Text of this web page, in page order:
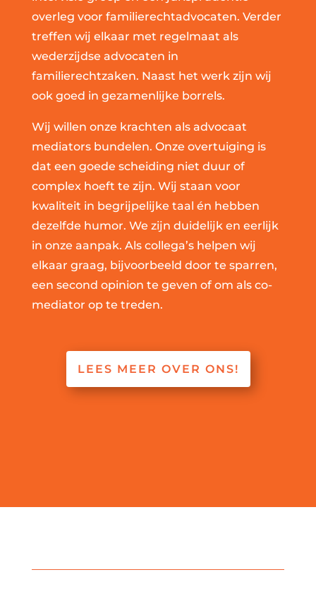
overleg voor familierechtadvocaten. Verder
treffen wij elkaar met regelmaat als
wederzijdse advocaten in
familierechtzaken. Naast het werk zijn wij
ook goed in gezamenlijke borrels.
Wij willen onze krachten als advocaat
mediators bundelen. Onze overtuiging is
dat een goede scheiding niet duur of
complex hoeft te zijn. Wij staan voor
kwaliteit in begrijpelijke taal én hebben
dezelfde humor. We zijn duidelijk en eerlijk
in onze aanpak. Als collega’s helpen wij
elkaar graag, bijvoorbeeld door te sparren,
een second opinion te geven of om als co-
mediator op te treden.
LEES MEER OVER ONS!